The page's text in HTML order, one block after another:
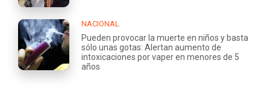
NACIONAL
Pueden provocar la muerte en niños y basta
sólo unas gotas: Alertan aumento de
intoxicaciones por vaper en menores de 5
años